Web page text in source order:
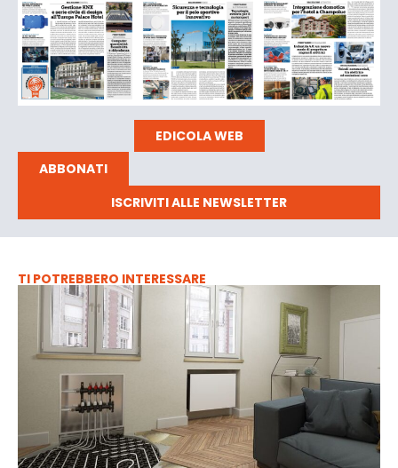
EDICOLA WEB
ABBONATI
ISCRIVITI ALLE NEWSLETTER
TI POTREBBERO INTERESSARE